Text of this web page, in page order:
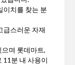
이치를 찾는 분
급스러운 자재
며 롯데마트,
11분 내 사용이